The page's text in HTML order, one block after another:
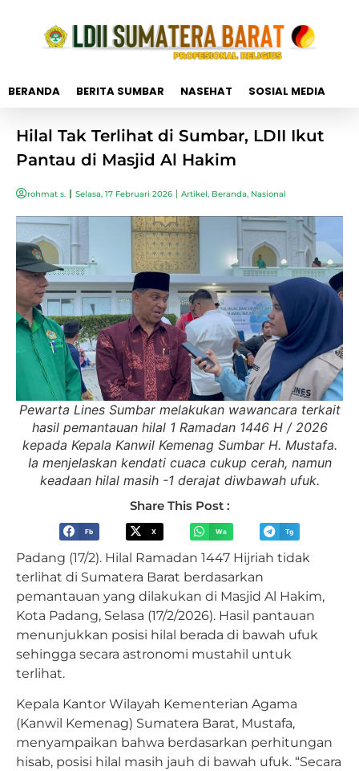
BERANDA BERITA SUMBAR NASEHAT SOSIAL MEDIA
Hilal Tak Terlihat di Sumbar, LDII Ikut
Pantau di Masjid Al Hakim
rohmat s. Selasa, 17 Februari 2026 Artikel, Beranda, Nasional
Pewarta Lines Sumbar melakukan wawancara terkait
hasil pemantauan hilal 1 Ramadan 1446 H / 2026
kepada Kepala Kanwil Kemenag Sumbar H. Mustafa.
Ia menjelaskan kendati cuaca cukup cerah, namun
keadaan hilal masih -1 derajat diwbawah ufuk.
Share This Post :
Fb X Wa Tg
Padang (17/2). Hilal Ramadan 1447 Hijriah tidak
terlihat di Sumatera Barat berdasarkan
pemantauan yang dilakukan di Masjid Al Hakim,
Kota Padang, Selasa (17/2/2026). Hasil pantauan
menunjukkan posisi hilal berada di bawah ufuk
sehingga secara astronomi mustahil untuk
terlihat.
Kepala Kantor Wilayah Kementerian Agama
(Kanwil Kemenag) Sumatera Barat, Mustafa,
menyampaikan bahwa berdasarkan perhitungan
hisab, posisi hilal masih jauh di bawah ufuk. “Secara